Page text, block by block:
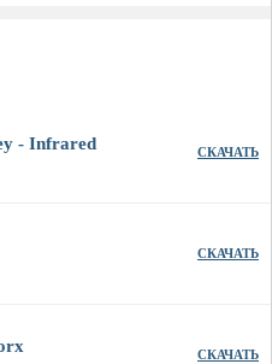
- Infrared СКАЧАТЬ
СКАЧАТЬ
СКАЧАТЬ